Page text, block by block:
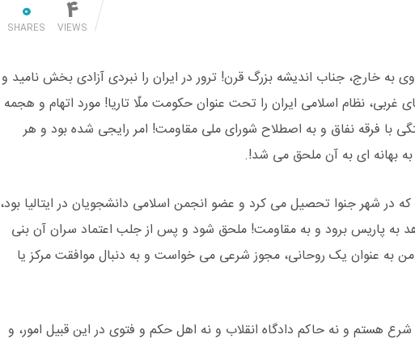
0
SHARES
4
VIEWS
به خارج، جناب اندیشه بزرگ قرن! ترور در ایران را نبردی آزادی بخش نامید و
غربی، نظام اسلامی ایران را تحت عنوان حکومت ملّا تاریا! مورد اتهام و هجمه
با فرقه نفاق و به اصطلاح شورای ملی مقاومت! امر رایجی شده بود و هر
بهانه ای به آن ملحق می شد!.
که در شهر جنوا تحصیل می کرد و عضو انجمن اسلامی دانشجویان در ایتالیا بود،
به پاریس برود و به مقاومت! ملحق شود و پس از جلب اعتماد سران آن بنی
من به عنوان یک روحانی، مجوز شرعی می خواست و به دنبال موافقت مرکز یا
هستم و نه حاکم دادگاه انقلاب و نه اهل حکم و فتوی در این قبیل امور، و